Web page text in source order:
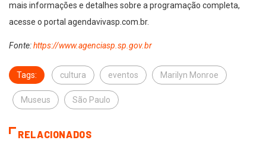
mais informações e detalhes sobre a programação completa,
acesse o portal agendavivasp.com.br.
Fonte:https://www.agenciasp.sp.gov.br
Tags: cultura eventos Marilyn Monroe
Museus São Paulo
RELACIONADOS